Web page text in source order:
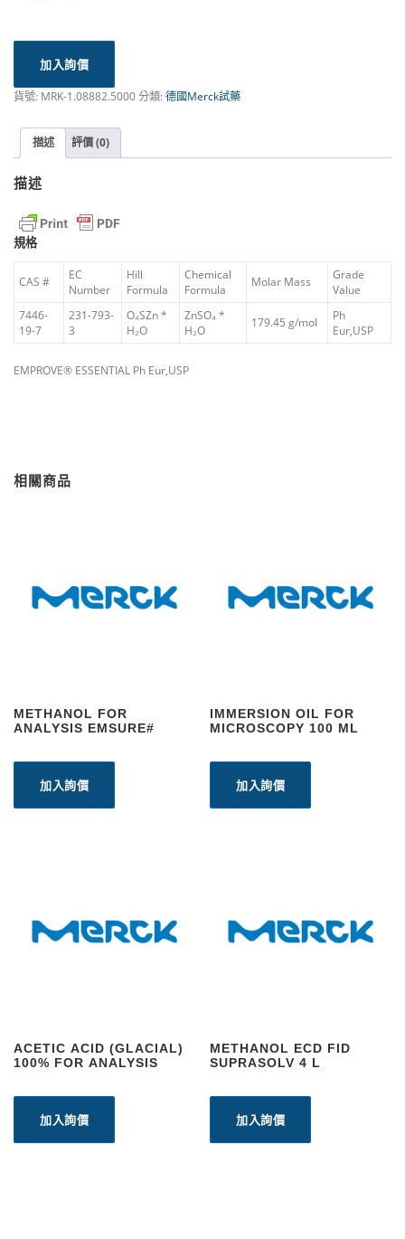
加入詢價
貨號: MRK-1.08882.5000分類:德國Merck試藥
描述 評價 (0)
描述
規格
CAS #
EC
Number
Hill
Formula
Chemical
Formula
Molar Mass
Grade
Value
7446-
19-7
231-793-
3
O₄SZn *
H₂O
ZnSO₄ *
H₂O
179.45 g/mol
Ph
Eur,USP
EMPROVE® ESSENTIAL Ph Eur,USP
相關商品
METHANOL FOR
ANALYSIS EMSURE#
加入詢價
IMMERSION OIL FOR
MICROSCOPY 100 ML
加入詢價
ACETIC ACID (GLACIAL)
100% FOR ANALYSIS
加入詢價
METHANOL ECD FID
SUPRASOLV 4 L
加入詢價